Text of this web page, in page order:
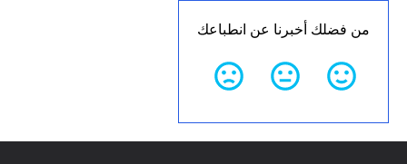
من فضلك أخبرنا عن انطباعك